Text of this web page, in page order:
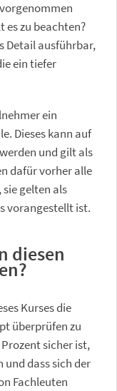
es zu beachten?
Detail ausführbar,
ein tiefer
ein
Dieses kann auf
und gilt als
dafür vorher alle
gelten als
vorangestellt ist.
diesen
Kurses die
überprüfen zu
sicher ist,
und dass sich der
Fachleuten